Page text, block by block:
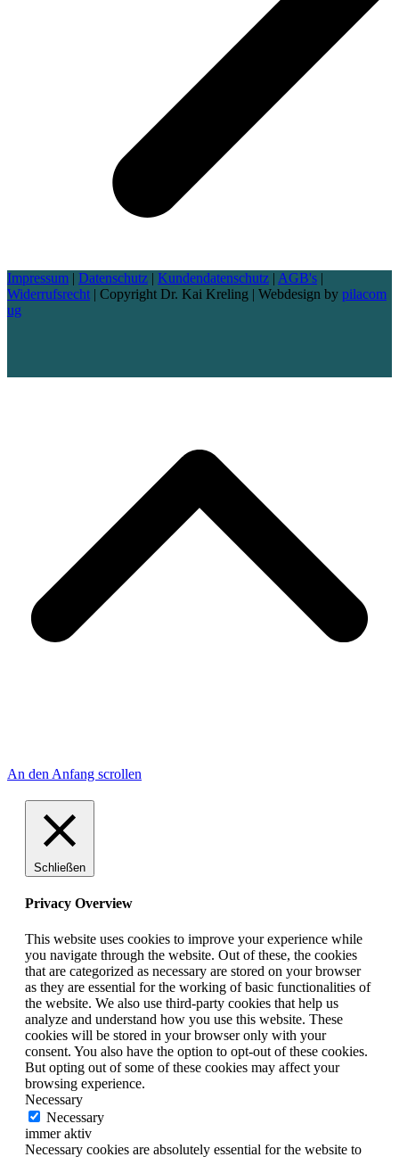
Impressum | Datenschutz | Kundendatenschutz | AGB's |
Widerrufsrecht | Copyright Dr. Kai Kreling | Webdesign by pilacom
ug
An den Anfang scrollen
Schließen
Privacy Overview
This website uses cookies to improve your experience while
you navigate through the website. Out of these, the cookies
that are categorized as necessary are stored on your browser
as they are essential for the working of basic functionalities of
the website. We also use third-party cookies that help us
analyze and understand how you use this website. These
cookies will be stored in your browser only with your
consent. You also have the option to opt-out of these cookies.
But opting out of some of these cookies may affect your
browsing experience.
Necessary
Necessary
immer aktiv
Necessary cookies are absolutely essential for the website to